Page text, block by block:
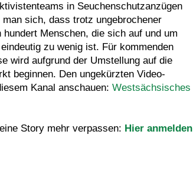
in Seuchenschutzanzügen
sich, dass trotz ungebrochener
Menschen, die sich auf und um
zu wenig ist. Für kommenden
wird aufgrund der Umstellung auf die
beginnen. Den ungekürzten Video-
Kanal anschauen: Westsächsisches
Story mehr verpassen: Hier anmelden